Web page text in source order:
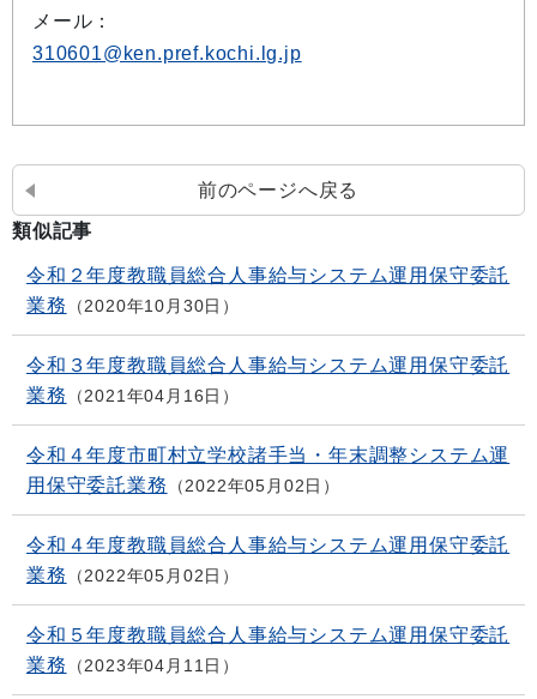
メール：
310601@ken.pref.kochi.lg.jp
前のページへ戻る
類似記事
令和２年度教職員総合人事給与システム運用保守委託
業務
2020年10月30日
令和３年度教職員総合人事給与システム運用保守委託
業務
2021年04月16日
令和４年度市町村立学校諸手当・年末調整システム運
用保守委託業務
2022年05月02日
令和４年度教職員総合人事給与システム運用保守委託
業務
2022年05月02日
令和５年度教職員総合人事給与システム運用保守委託
業務
2023年04月11日